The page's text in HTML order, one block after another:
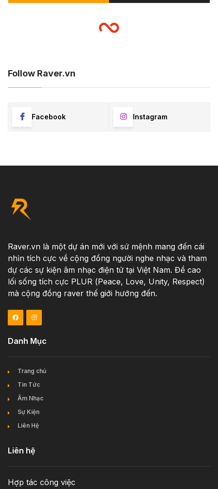
Follow Raver.vn
Facebook Instagram
Raver.vn là một dự án mới với sứ mệnh mang đến cái
nhìn tích cực về cộng đồng người nghe nhạc và tham
dự các sự kiện âm nhạc điện tử tại Việt Nam. Đề cao
lối sống tích cực PLUR (Peace, Love, Unity, Respect)
mà cộng đồng raver thế giới hướng đến.
Danh Mục
Trang chủ
Tin Tức
Âm Nhạc
Sự Kiện
Liên Hệ
Liên hệ
Hợp tác công việc